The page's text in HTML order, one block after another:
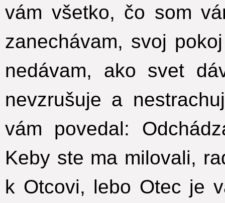
vám všetko, čo som
zanechávam, svoj
nedávam, ako svet
nevzrušuje a
vám povedal:
Keby ste ma milovali,
k Otcovi, lebo Otec je